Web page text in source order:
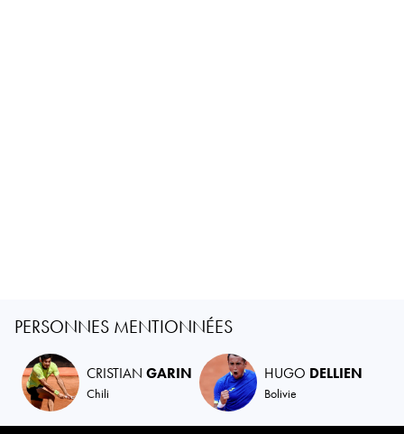
PERSONNES MENTIONNÉES
CRISTIAN GARIN
Chili
HUGO DELLIEN
Bolivie